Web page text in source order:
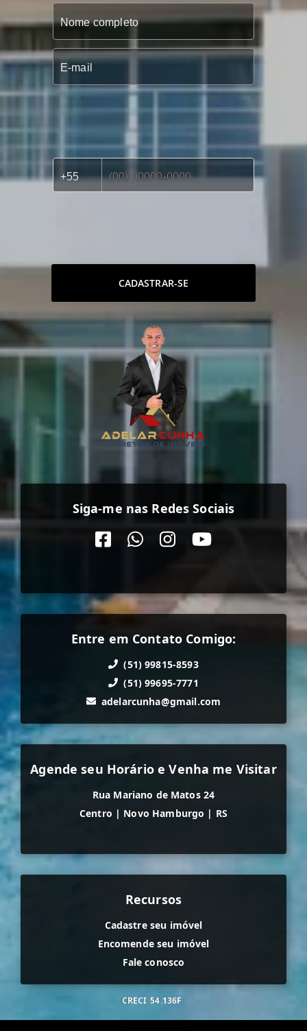
CADASTRAR-SE
Siga-me nas Redes Sociais
Entre em Contato Comigo:
(51) 99815-8593
(51) 99695-7771
adelarcunha@gmail.com
Agende seu Horário e Venha me Visitar
Rua Mariano de Matos 24
Centro | Novo Hamburgo | RS
Recursos
Cadastre seu imóvel
Encomende seu imóvel
Fale conosco
CRECI 54.136F